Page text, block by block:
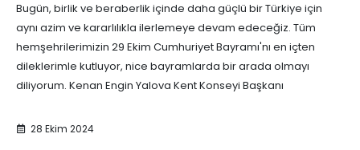
Bugün, birlik ve beraberlik içinde daha güçlü bir Türkiye için
aynı azim ve kararlılıkla ilerlemeye devam edeceğiz. Tüm
hemşehrilerimizin 29 Ekim Cumhuriyet Bayramı'nı en içten
dileklerimle kutluyor, nice bayramlarda bir arada olmayı
diliyorum. Kenan Engin Yalova Kent Konseyi Başkanı
28 Ekim 2024